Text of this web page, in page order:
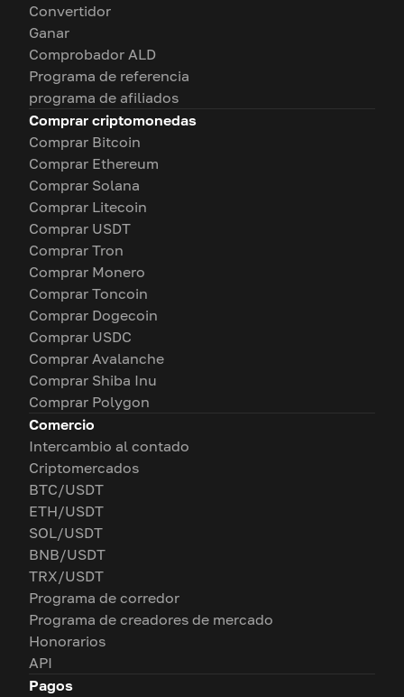
Convertidor
Ganar
Comprobador ALD
Programa de referencia
programa de afiliados
Comprar criptomonedas
Comprar Bitcoin
Comprar Ethereum
Comprar Solana
Comprar Litecoin
Comprar USDT
Comprar Tron
Comprar Monero
Comprar Toncoin
Comprar Dogecoin
Comprar USDC
Comprar Avalanche
Comprar Shiba Inu
Comprar Polygon
Comercio
Intercambio al contado
Criptomercados
BTC/USDT
ETH/USDT
SOL/USDT
BNB/USDT
TRX/USDT
Programa de corredor
Programa de creadores de mercado
Honorarios
API
Pagos